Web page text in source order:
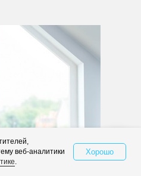
Свяжитесь с нами
веб-аналитики
.
Хорошо